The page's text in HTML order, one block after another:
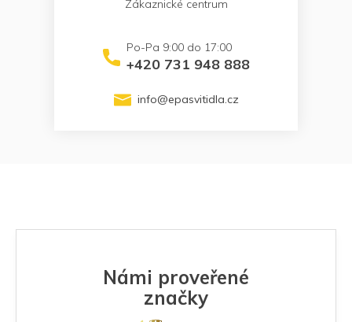
Zákaznické centrum
+420 731 948 888
info@epasvitidla.cz
Námi proveřené
značky